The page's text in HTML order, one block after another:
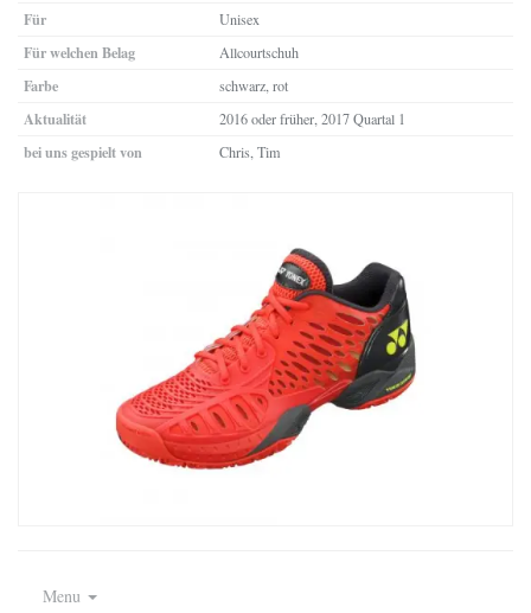
Für Unisex
Für welchen Belag Allcourtschuh
Farbe schwarz, rot
Aktualität 2016 oder früher, 2017 Quartal 1
bei uns gespielt von Chris, Tim
Menu